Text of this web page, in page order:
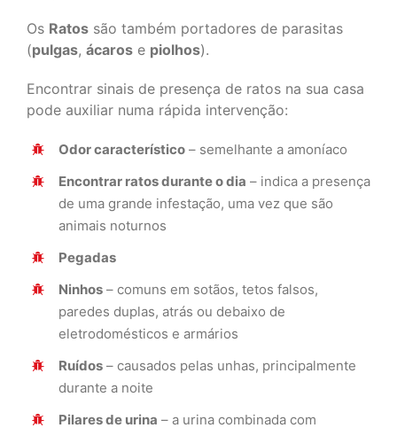
Os Ratos são também portadores de parasitas
(pulgas, ácaros e piolhos).
Encontrar sinais de presença de ratos na sua casa
pode auxiliar numa rápida intervenção:
Odor característico – semelhante a amoníaco
Encontrar ratos durante o dia – indica a presença
de uma grande infestação, uma vez que são
animais noturnos
Pegadas
Ninhos – comuns em sotãos, tetos falsos,
paredes duplas, atrás ou debaixo de
eletrodomésticos e armários
Ruídos – causados pelas unhas, principalmente
durante a noite
Pilares de urina – a urina combinada com